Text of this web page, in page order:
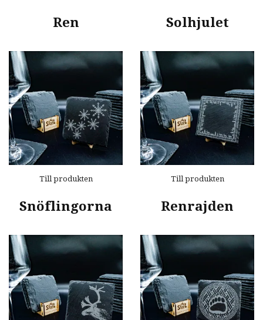
Ren Solhjulet
Till produkten
Snöflingorna
Till produkten
Renrajden